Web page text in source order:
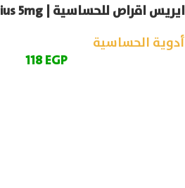
ايريس اقراص للحساسية | aerius 5mg
أدوية الحساسية
118EGP